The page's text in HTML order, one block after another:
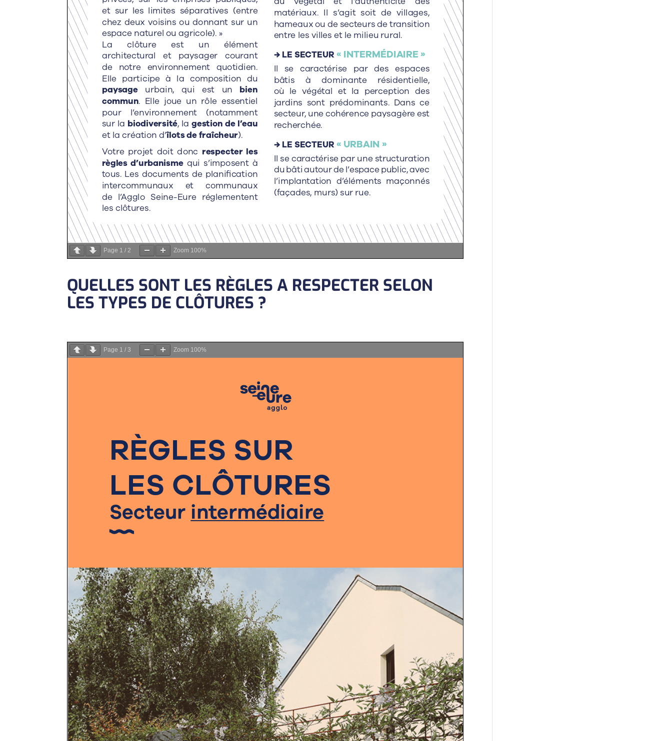
Page 1 /2 Zoom 100%
QUELLES SONT LES RÈGLES A RESPECTER SELON
LES TYPES DE CLÔTURES ?
Page 1 /3 Zoom 100%